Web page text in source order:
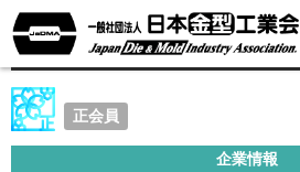
朝日精密工業株式会社
正会員
企業情報